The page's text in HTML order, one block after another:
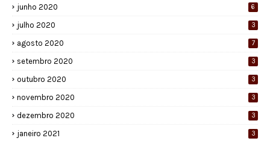
junho 2020 6
julho 2020 3
agosto 2020 7
setembro 2020 3
outubro 2020 3
novembro 2020 3
dezembro 2020 3
janeiro 2021 3